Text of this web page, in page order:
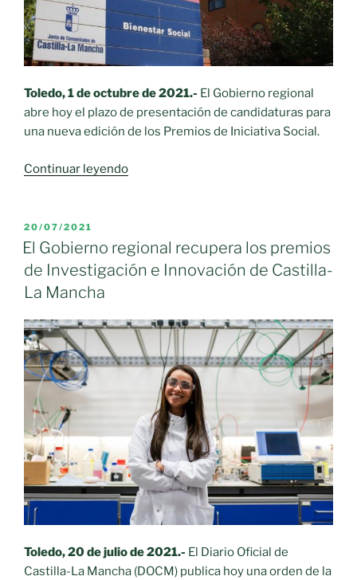
Toledo, 1 de octubre de 2021.- El Gobierno regional
abre hoy el plazo de presentación de candidaturas para
una nueva edición de los Premios de Iniciativa Social.
Continuar leyendo«El
una
nueva
los
Premios
de
Iniciativa
Social
reconocen
a
colectivos,
personas
e
instituciones
trabajan
en
PUBLICADO
EL
20/07/2021
El Gobierno regional recupera los premios
de Investigación e Innovación de Castilla-
La Mancha
Toledo, 20 de julio de 2021.- El Diario Oficial de
Castilla-La Mancha (DOCM) publica hoy una orden de la